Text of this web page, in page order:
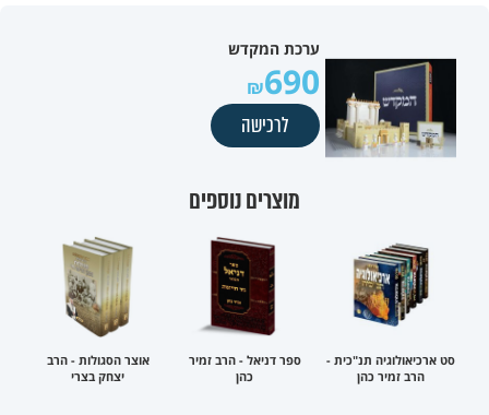
ערכת המקדש
690
לרכישה
מוצרים נוספים
סט ארכיאולוגיה תנ"כית -
הרב זמיר כהן
ספר דניאל - הרב זמיר
כהן
אוצר הסגולות - הרב
יצחק בצרי